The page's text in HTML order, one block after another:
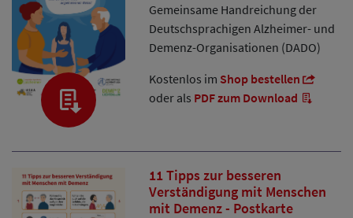
Gemeinsame Handreichung der
Deutschsprachigen Alzheimer- und
Demenz-Organisationen (DADO)
Kostenlos im Shop bestellen
oder als PDF zum Download
11 Tipps zur besseren
Verständigung mit Menschen
mit Demenz - Postkarte